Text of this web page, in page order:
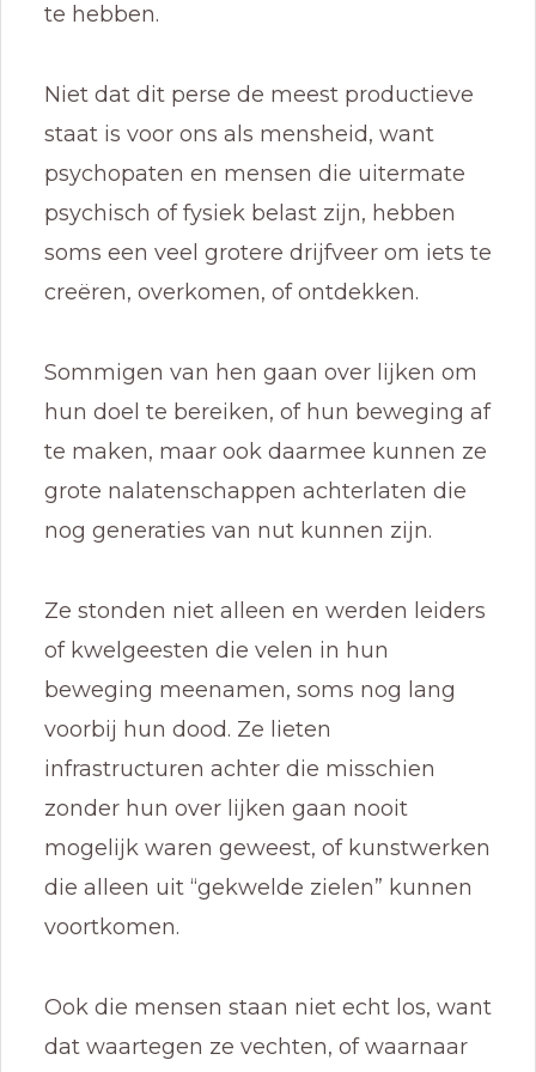
te hebben.
Niet dat dit perse de meest productieve
staat is voor ons als mensheid, want
psychopaten en mensen die uitermate
psychisch of fysiek belast zijn, hebben
soms een veel grotere drijfveer om iets te
creëren, overkomen, of ontdekken.
Sommigen van hen gaan over lijken om
hun doel te bereiken, of hun beweging af
te maken, maar ook daarmee kunnen ze
grote nalatenschappen achterlaten die
nog generaties van nut kunnen zijn.
Ze stonden niet alleen en werden leiders
of kwelgeesten die velen in hun
beweging meenamen, soms nog lang
voorbij hun dood. Ze lieten
infrastructuren achter die misschien
zonder hun over lijken gaan nooit
mogelijk waren geweest, of kunstwerken
die alleen uit “gekwelde zielen” kunnen
voortkomen.
Ook die mensen staan niet echt los, want
dat waartegen ze vechten, of waarnaar